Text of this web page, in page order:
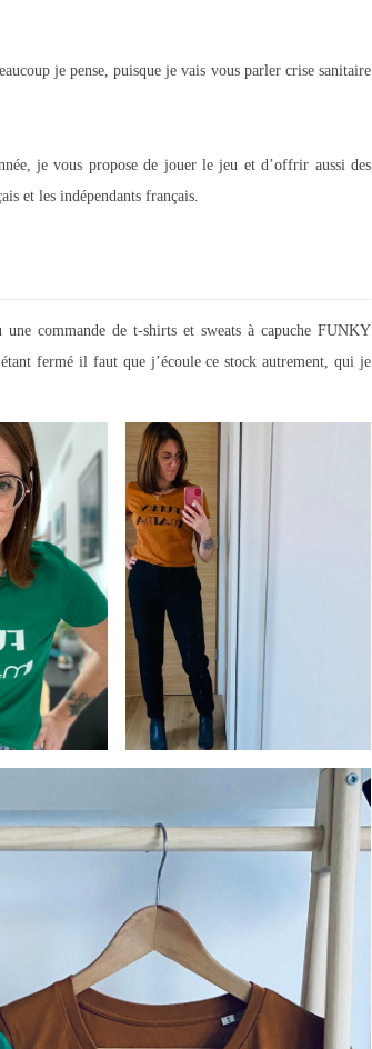
je pense, puisque je vais vous parler crise sanitaire
je vous propose de jouer le jeu et d’offrir aussi des
et les indépendants français.
commande de t-shirts et sweats à capuche FUNKY
fermé il faut que j’écoule ce stock autrement, qui je